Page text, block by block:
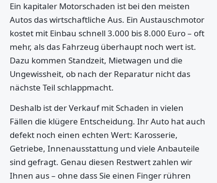
Ein kapitaler Motorschaden ist bei den meisten
Autos das wirtschaftliche Aus. Ein Austauschmotor
kostet mit Einbau schnell 3.000 bis 8.000 Euro – oft
mehr, als das Fahrzeug überhaupt noch wert ist.
Dazu kommen Standzeit, Mietwagen und die
Ungewissheit, ob nach der Reparatur nicht das
nächste Teil schlappmacht.
Deshalb ist der Verkauf mit Schaden in vielen
Fällen die klügere Entscheidung. Ihr Auto hat auch
defekt noch einen echten Wert: Karosserie,
Getriebe, Innenausstattung und viele Anbauteile
sind gefragt. Genau diesen Restwert zahlen wir
Ihnen aus – ohne dass Sie einen Finger rühren